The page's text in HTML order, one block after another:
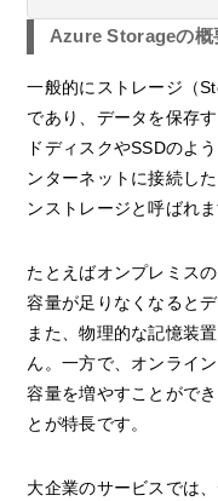
Azure Storageの概
一般的にストレージ（
であり、データを保存
ドディスクやSSDのよ
ンターネットに接続し
ンストレージと呼ばれま
たとえばオンプレミス
容量が足りなくなると
また、物理的な記憶装
ん。一方で、オンライ
容量を増やすことがで
とが特長です。
大企業のサービスでは